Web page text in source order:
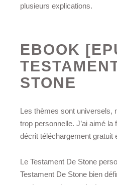
plusieurs explications.
EBOOK
STONE
Les thèmes sont universels,
trop personnelle. J’ai aimé
décrit téléchargement gratuit
Le Testament De Stone
Testament De Stone bien